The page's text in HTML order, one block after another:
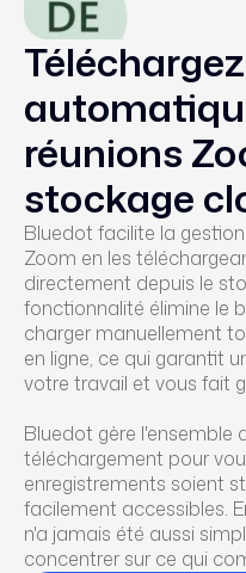
Téléchargez
réunions
stockage
Bluedot facilite la
Zoom en les
directement depuis le
fonctionnalité élimine le
charger manuellement
en ligne, ce qui garantit
votre travail et vous fait
Bluedot gère l'ensemble
téléchargement pour
enregistrements soient
facilement accessibles.
n'a jamais été aussi
concentrer sur ce qui